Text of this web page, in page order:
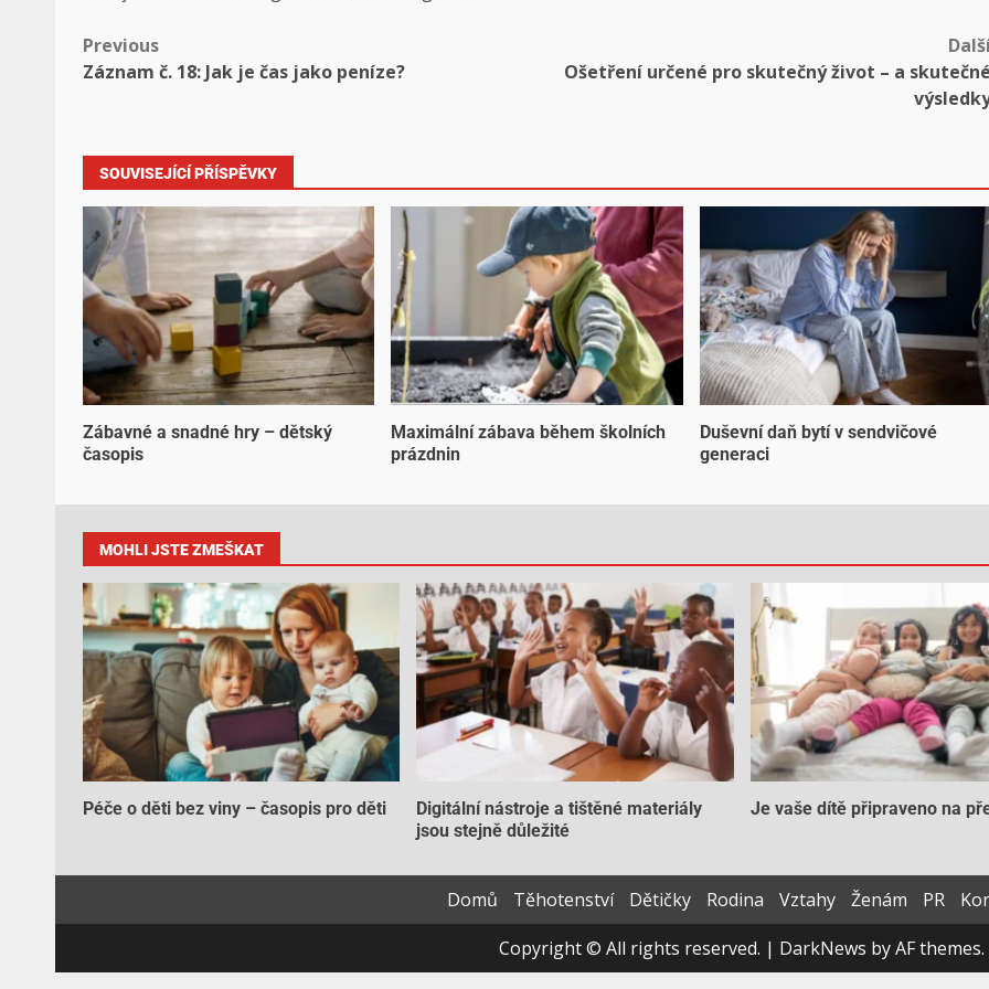
Previous
Záznam č. 18: Jak je čas jako peníze?
Ošetření určené pro skutečný život – a skutečné
SOUVISEJÍCÍ PŘÍSPĚVKY
Zábavné a snadné hry – dětský
časopis
Maximální zábava během školních
prázdnin
Duševní daň bytí v sendvičové
generaci
MOHLI JSTE ZMEŠKAT
Péče o děti bez viny – časopis pro děti
Digitální nástroje a tištěné materiály
jsou stejně důležité
Je vaše dítě připraveno na
Domů Těhotenství Dětičky Rodina Vztahy Ženám PR
Copyright © All rights reserved. | DarkNews by AF themes.